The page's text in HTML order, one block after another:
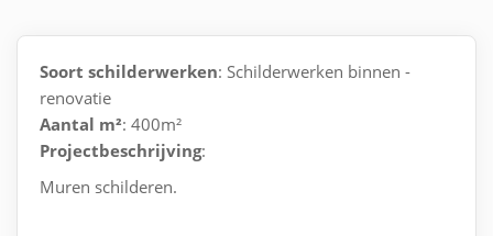
Soort schilderwerken: Schilderwerken binnen -
renovatie
Aantal m²: 400m²
Projectbeschrijving:
Muren schilderen.